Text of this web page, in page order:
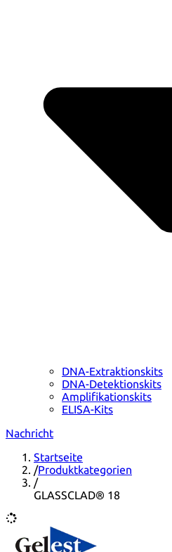
DNA-Extraktionskits
DNA-Detektionskits
Amplifikationskits
ELISA-Kits
Nachricht
Startseite
/Produktkategorien
/
GLASSCLAD® 18